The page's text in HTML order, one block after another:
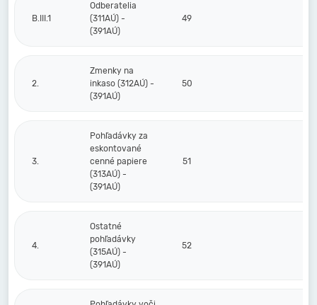
B.III.1
Odberatelia
(311AÚ) -
(391AÚ)
49
2.
Zmenky na
inkaso (312AÚ) -
(391AÚ)
50
3.
Pohľadávky za
eskontované
cenné papiere
(313AÚ) -
(391AÚ)
51
4.
Ostatné
pohľadávky
(315AÚ) -
(391AÚ)
52